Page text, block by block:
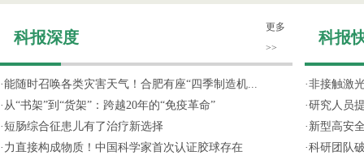
科报深度
更多
>>
·能随时召唤各类灾害天气！合肥有座“四季制造机...
· 从“书架”到“货架”：跨越20年的“免疫革命”
· 短肠综合征患儿有了治疗新选择
· 力直接构成物质！中国科学家首次认证胶球存在
科报
·非接触激
·研究人员
· 新型高安
·科研团队